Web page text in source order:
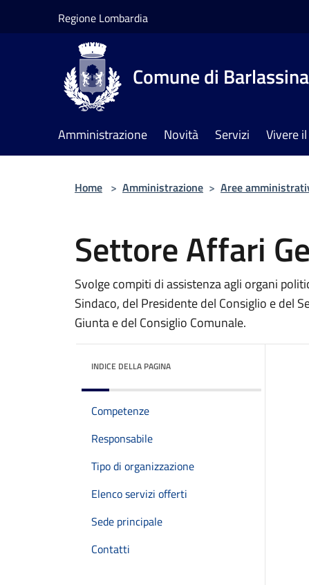
Regione Lombardia
Comune di Barlassina
Amministrazione Novità Servizi Vivere
Home > Amministrazione > Aree
Settore Affari
Svolge compiti di assistenza agli organi
Sindaco, del Presidente del Consiglio e del
Giunta e del Consiglio Comunale.
INDICE DELLA PAGINA
Competenze
Responsabile
Tipo di organizzazione
Elenco servizi offerti
Sede principale
Contatti